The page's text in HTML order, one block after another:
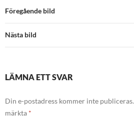
Föregående bild
Nästa bild
LÄMNA ETT SVAR
Din e-postadress kommer inte publiceras.
märkta *